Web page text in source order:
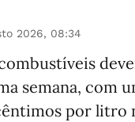
2026, 08:34
semana, com
por litro